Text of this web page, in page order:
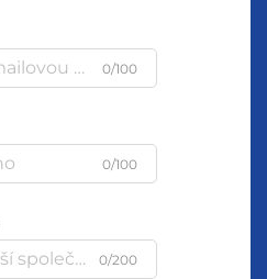
0/100
0/100
0/200